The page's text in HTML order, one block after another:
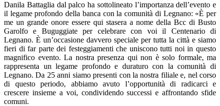
Danila Battaglia dal palco ha sottolineato l’importanza dell’evento e
il legame profondo della banca con la comunità di Legnano: «È per
me un grande onore essere qui stasera a nome della Bcc di Busto
Garolfo e Buguggiate per celebrare con voi il Centenario di
Legnano. È un’occasione davvero speciale per tutta la città e siamo
fieri di far parte dei festeggiamenti che uniscono tutti noi in questo
magnifico evento. La nostra presenza qui non è solo formale, ma
rappresenta un legame profondo e duraturo con la comunità di
Legnano. Da 25 anni siamo presenti con la nostra filiale e, nel corso
di questo periodo, abbiamo avuto l’opportunità di radicarci e
crescere insieme a voi, condividendo successi e affrontando sfide
comuni.